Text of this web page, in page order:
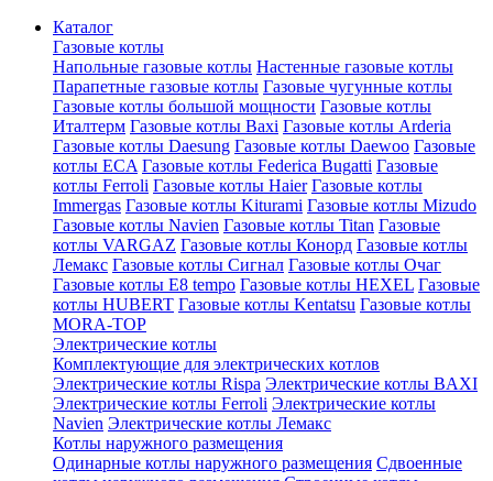
Каталог
Газовые котлы
Напольные газовые котлы Настенные газовые котлы
Парапетные газовые котлы Газовые чугунные котлы
Газовые котлы большой мощности Газовые котлы
Италтерм Газовые котлы Baxi Газовые котлы Arderia
Газовые котлы Daesung Газовые котлы Daewoo Газовые
котлы ECA Газовые котлы Federica Bugatti Газовые
котлы Ferroli Газовые котлы Haier Газовые котлы
Immergas Газовые котлы Kiturami Газовые котлы Mizudo
Газовые котлы Navien Газовые котлы Titan Газовые
котлы VARGAZ Газовые котлы Конорд Газовые котлы
Лемакс Газовые котлы Сигнал Газовые котлы Очаг
Газовые котлы E8 tempo Газовые котлы HEXEL Газовые
котлы HUBERT Газовые котлы Kentatsu Газовые котлы
MORA-TOP
Электрические котлы
Комплектующие для электрических котлов
Электрические котлы Rispa Электрические котлы BAXI
Электрические котлы Ferroli Электрические котлы
Navien Электрические котлы Лемакс
Котлы наружного размещения
Одинарные котлы наружного размещения Сдвоенные